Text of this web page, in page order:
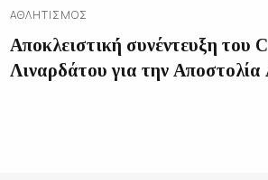
ΑΘΛΗΤΙΣΜΌΣ
Αποκλειστική συνέντευξη του
Λιναρδάτου για την